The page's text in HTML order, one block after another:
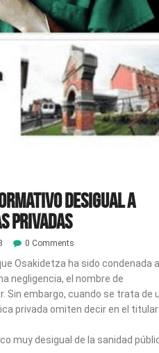
DESIGUAL A
PRIVADAS
0 Comments
Osakidetza ha sido condenada a
negligencia, el nombre de
Sin embargo, cuando se trata de
privada omiten decir en el
muy desigual de la sanidad